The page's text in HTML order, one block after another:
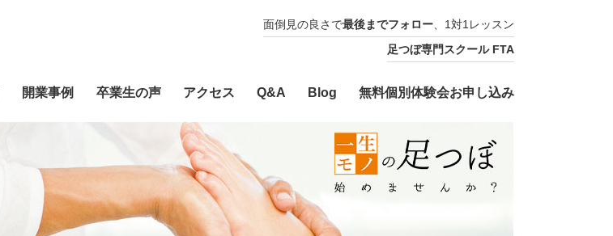
面倒見の良さで最後までフォロー 、1対1レッスン
足つぼ専門スクール FTA
開業事例 卒業生の声 アクセス Q&A Blog 無料個別体験会お申し込み